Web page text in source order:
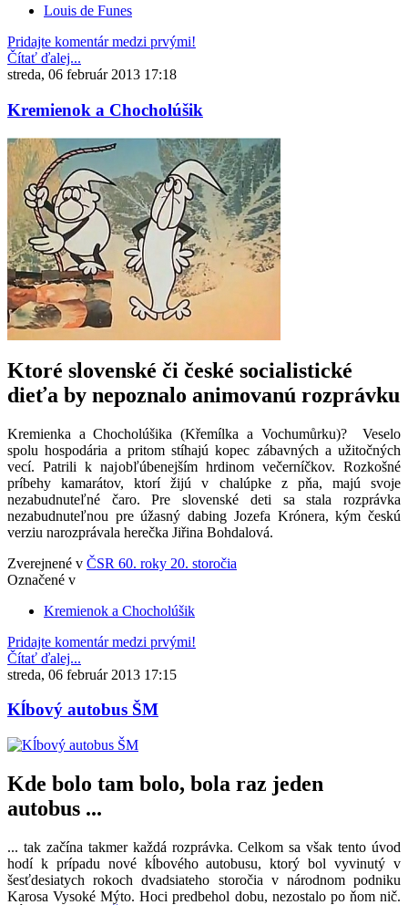
Louis de Funes
Pridajte komentár medzi prvými!
Čítať ďalej...
streda, 06 február 2013 17:18
Kremienok a Chocholúšik
Ktoré slovenské či české socialistické
dieťa by nepoznalo animovanú rozprávku
Kremienka a Chocholúšika (Křemílka a Vochumůrku)? Veselo
spolu hospodária a pritom stíhajú kopec zábavných a užitočných
vecí. Patrili k najobľúbenejším hrdinom večerníčkov. Rozkošné
príbehy kamarátov, ktorí žijú v chalúpke z pňa, majú svoje
nezabudnuteľné čaro. Pre slovenské deti sa stala rozprávka
nezabudnuteľnou pre úžasný dabing Jozefa Krónera, kým českú
verziu narozprávala herečka Jiřina Bohdalová.
Zverejnené v ČSR 60. roky 20. storočia
Označené v
Kremienok a Chocholúšik
Pridajte komentár medzi prvými!
Čítať ďalej...
streda, 06 február 2013 17:15
Kĺbový autobus ŠM
Kde bolo tam bolo, bola raz jeden
autobus ...
... tak začína takmer každá rozprávka. Celkom sa však tento úvod
hodí k prípadu nové kĺbového autobusu, ktorý bol vyvinutý v
šesťdesiatych rokoch dvadsiateho storočia v národnom podniku
Karosa Vysoké Mýto. Hoci predbehol dobu, nezostalo po ňom nič.